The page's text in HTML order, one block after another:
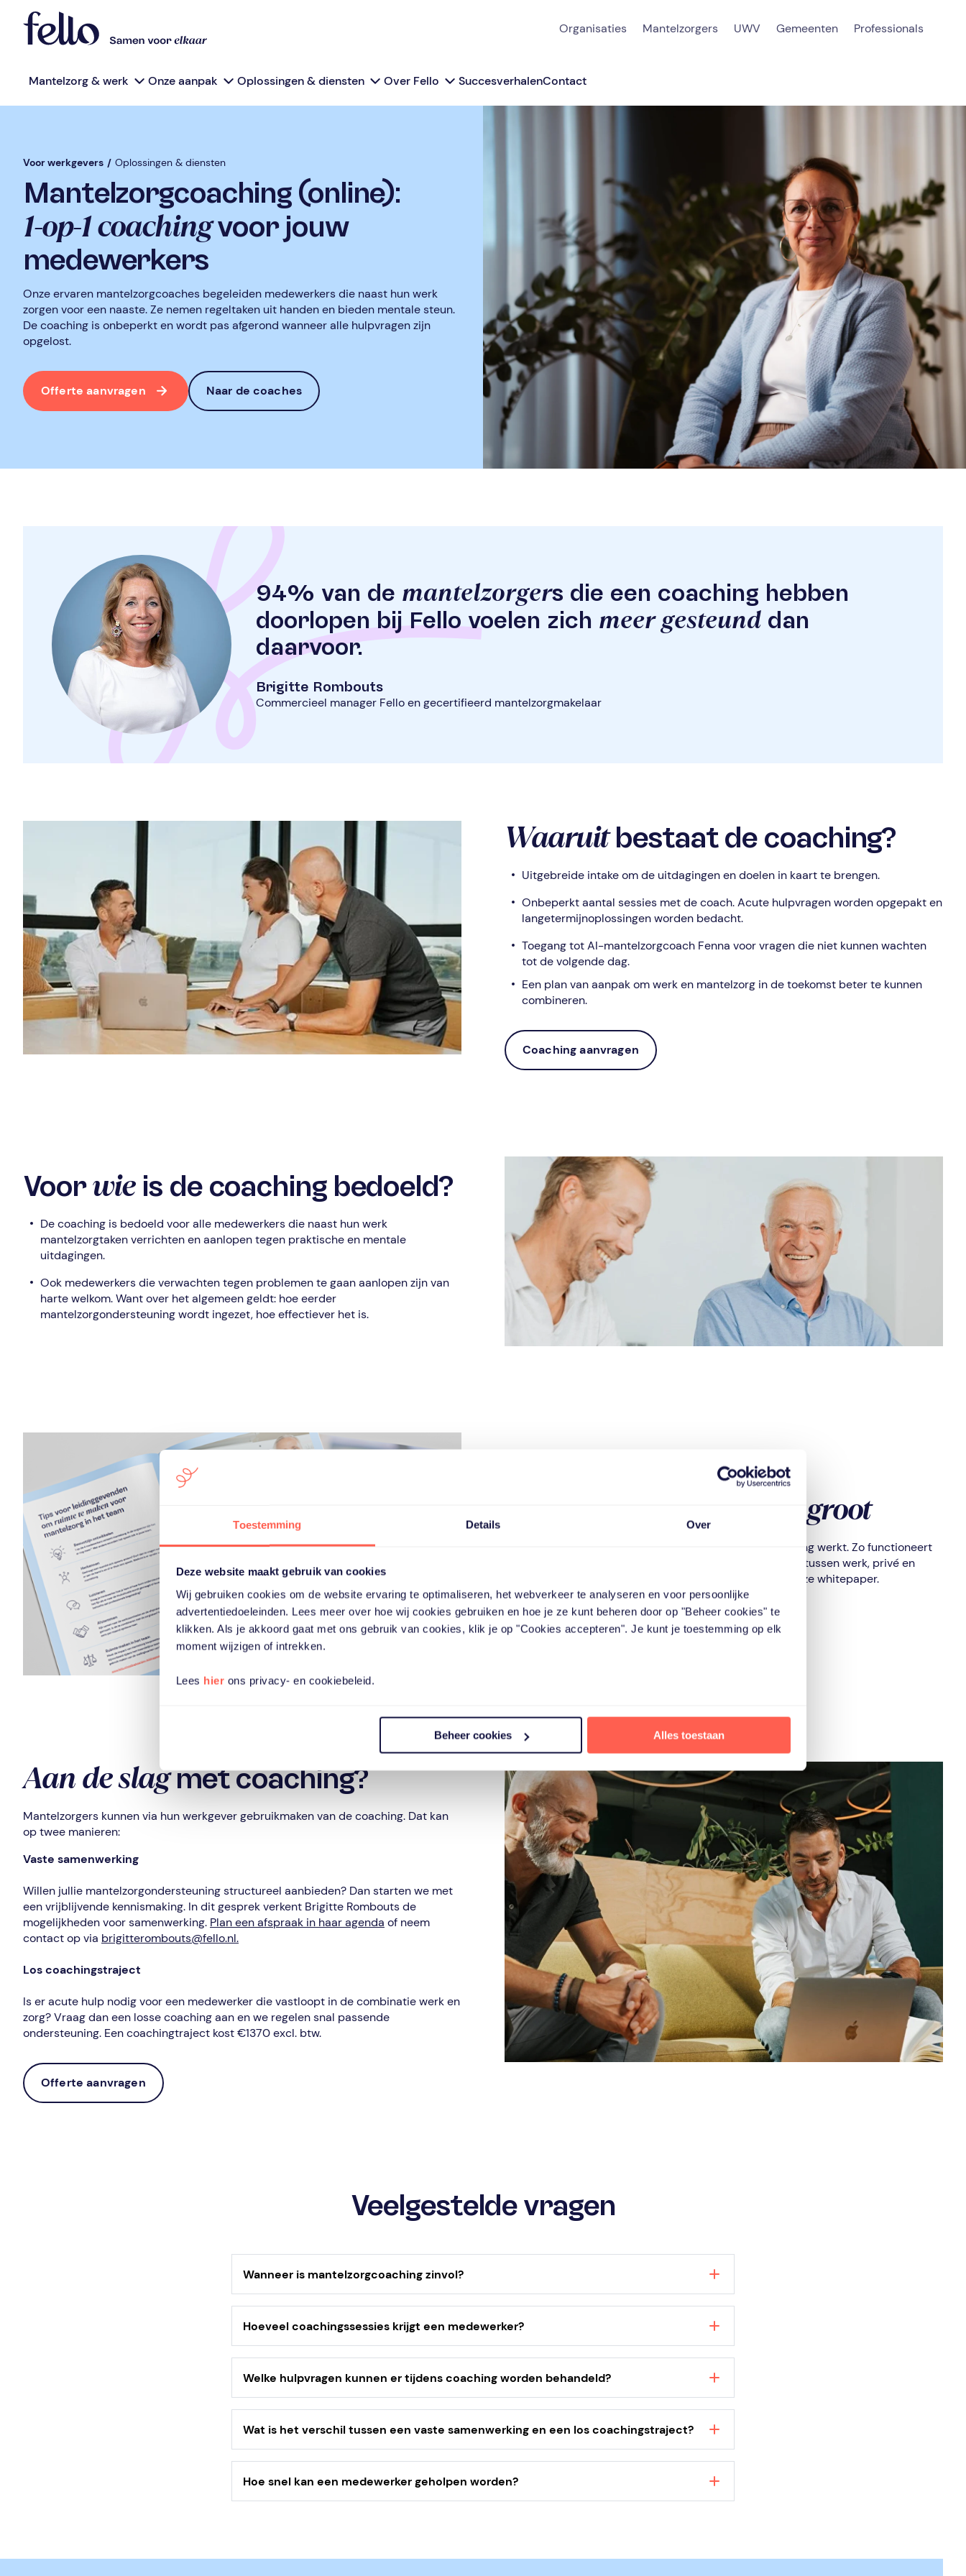
Toestemming Details Over
Deze website maakt gebruik van cookies
Wij gebruiken cookies om de website ervaring te optimaliseren, het webverkeer te analyseren en voor persoonlijke
advertentiedoeleinden. Lees meer over hoe wij cookies gebruiken en hoe je ze kunt beheren door op "Beheer cookies" te
klikken. Als je akkoord gaat met ons gebruik van cookies, klik je op "Cookies accepteren". Je kunt je toestemming op elk
moment wijzigen of intrekken.
Lees hier ons privacy- en cookiebeleid.
Beheer cookies Alles toestaan
Organisaties Mantelzorgers UWV Gemeenten Professionals
Mantelzorg & werk Onze aanpak Oplossingen & diensten Over Fello SuccesverhalenContact
Voor werkgevers / Oplossingen & diensten
Mantelzorgcoaching (online):
1-op-1 coachingvoor jouw
medewerkers
Onze ervaren mantelzorgcoaches begeleiden medewerkers die naast hun werk
zorgen voor een naaste. Ze nemen regeltaken uit handen en bieden mentale steun.
De coaching is onbeperkt en wordt pas afgerond wanneer alle hulpvragen zijn
opgelost.
Offerte aanvragen Naar de coaches
94% van de mantelzorgers die een coaching hebben
doorlopen bij Fello voelen zich meer gesteund dan
daarvoor.
Brigitte Rombouts
Commercieel manager Fello en gecertifieerd mantelzorgmakelaar
Waaruitbestaat de coaching?
Uitgebreide intake om de uitdagingen en doelen in kaart te brengen.
Onbeperkt aantal sessies met de coach. Acute hulpvragen worden opgepakt en
langetermijnoplossingen worden bedacht.
Toegang tot AI-mantelzorgcoach Fenna voor vragen die niet kunnen wachten
tot de volgende dag.
Een plan van aanpak om werk en mantelzorg in de toekomst beter te kunnen
combineren.
Coaching aanvragen
Voorwieis de coaching bedoeld?
De coaching is bedoeld voor alle medewerkers die naast hun werk
mantelzorgtaken verrichten en aanlopen tegen praktische en mentale
uitdagingen.
Ook medewerkers die verwachten tegen problemen te gaan aanlopen zijn van
harte welkom. Want over het algemeen geldt: hoe eerder
mantelzorgondersteuning wordt ingezet, hoe effectiever het is.
groot
Onze impactmeting laat zien dat mantelzorgondersteuning werkt. Zo functioneert
41% beter op het werk en ervaart 46% een betere balans tussen werk, privé en
mantelzorg. Deze en nog veel meer inzichten vind je in onze whitepaper.
Download de whitepaper
Aan de slagmet coaching?
Mantelzorgers kunnen via hun werkgever gebruikmaken van de coaching. Dat kan
op twee manieren:
Vaste samenwerking
Willen jullie mantelzorgondersteuning structureel aanbieden? Dan starten we met
een vrijblijvende kennismaking. In dit gesprek verkent Brigitte Rombouts de
mogelijkheden voor samenwerking. Plan een afspraak in haar agenda of neem
contact op via brigitterombouts@fello.nl.
Los coachingstraject
Is er acute hulp nodig voor een medewerker die vastloopt in de combinatie werk en
zorg? Vraag dan een losse coaching aan en we regelen snal passende
ondersteuning. Een coachingtraject kost €1370 excl. btw.
Offerte aanvragen
Veelgestelde vragen
Wanneer is mantelzorgcoaching zinvol?
ondersteuning wordt ingezet, hoe beter.
Hoeveel coachingssessies krijgt een medewerker?
Welke hulpvragen kunnen er tijdens coaching worden behandeld?
werkgever en het vinden van passende ondersteuning of voorzieningen.
Wat is het verschil tussen een vaste samenwerking en een los coachingstraject?
specifieke medewerker.
Hoe snel kan een medewerker geholpen worden?
De coach neemt vervolgens binnen 2 werkdagen contact op met de medewerkers om het